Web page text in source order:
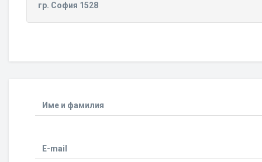
гр. София 1528
Име и фамилия
E-mail